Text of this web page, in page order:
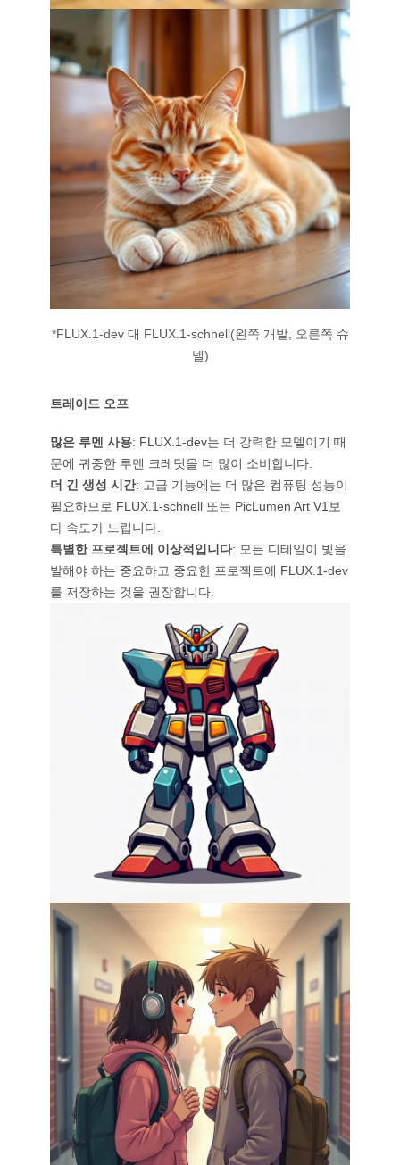
*FLUX.1-dev 대 FLUX.1-schnell(왼쪽 개발, 오른쪽 슈
넬)
트레이드 오프
많은 루멘 사용: FLUX.1-dev는 더 강력한 모델이기 때
문에 귀중한 루멘 크레딧을 더 많이 소비합니다.
더 긴 생성 시간: 고급 기능에는 더 많은 컴퓨팅 성능이
필요하므로 FLUX.1-schnell 또는 PicLumen Art V1보
다 속도가 느립니다.
특별한 프로젝트에 이상적입니다: 모든 디테일이 빛을
발해야 하는 중요하고 중요한 프로젝트에 FLUX.1-dev
를 저장하는 것을 권장합니다.